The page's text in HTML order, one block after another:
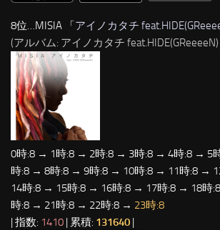
8位…MISIA 「アイノカタチ
(アルバム: アイノカタチ feat.HIDE(GReeeeN)
0時:8 → 1時:8 → 2時:8 → 3時:8 → 4時:8 → 5
時:8 → 8時:8 → 9時:8 → 10時:8 → 11時:8 →
14時:8 → 15時:8 → 16時:8 → 17時:8 → 18時
時:8 → 21時:8 → 22時:8 → 23時:8
| 指数: 1410 | 累積: 131640 |